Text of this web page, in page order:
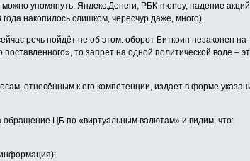
упомянуть: Яндекс.Денеги, РБК-money, падение
накопилось слишком, чересчур даже, много).
речь пойдёт не об этом: оборот Биткоин незаконен
то запрет на одной политической воле
отнесённым к его компетенции, издает в форме
обращение ЦБ по «виртуальным валютам» и видим, что: